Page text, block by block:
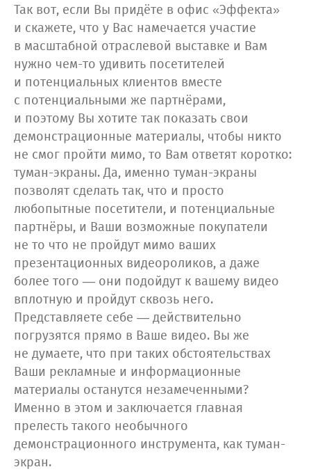
Так вот, если Вы придёте в офис «Эффекта»
и скажете, что у Вас намечается участие
в масштабной отраслевой выставке и Вам
нужно чем-то удивить посетителей
и потенциальных клиентов вместе
с потенциальными же партнёрами,
и поэтому Вы хотите так показать свои
демонстрационные материалы, чтобы никто
не смог пройти мимо, то Вам ответят коротко:
туман-экраны. Да, именно туман-экраны
позволят сделать так, что и просто
любопытные посетители, и потенциальные
партнёры, и Ваши возможные покупатели
не то что не пройдут мимо ваших
презентационных видеороликов, а даже
более того — они подойдут к вашему видео
вплотную и пройдут сквозь него.
Представляете себе — действительно
погрузятся прямо в Ваше видео. Вы же
не думаете, что при таких обстоятельствах
Ваши рекламные и информационные
материалы останутся незамеченными?
Именно в этом и заключается главная
прелесть такого необычного
демонстрационного инструмента, как туман-
экран.